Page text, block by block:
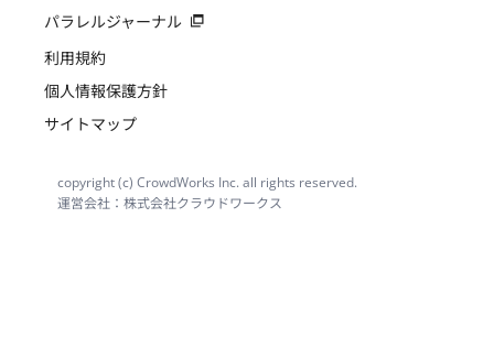
パラレルジャーナル
利用規約
個人情報保護方針
サイトマップ
copyright (c) CrowdWorks Inc. all rights reserved.
運営会社：株式会社クラウドワークス